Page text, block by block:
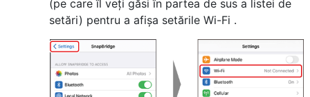
(pe care îl veți găsi în partea de sus a listei de
setări) pentru a afișa setările Wi-Fi .